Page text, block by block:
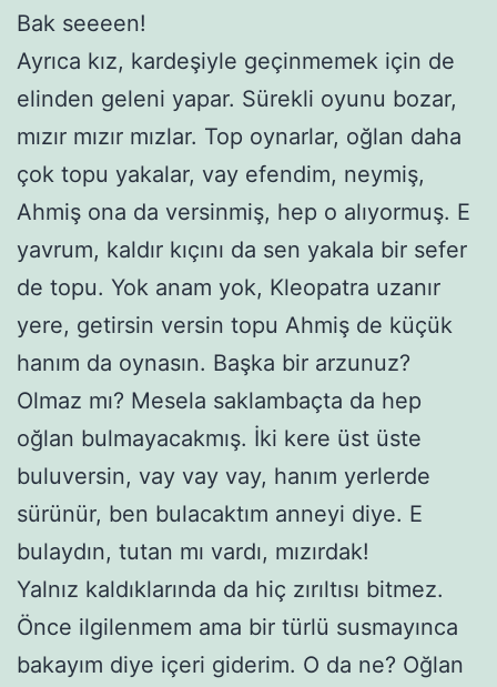
Bak seeeen!
Ayrıca kız, kardeşiyle geçinmemek için de
elinden geleni yapar. Sürekli oyunu bozar,
mızır mızır mızlar. Top oynarlar, oğlan daha
çok topu yakalar, vay efendim, neymiş,
Ahmiş ona da versinmiş, hep o alıyormuş. E
yavrum, kaldır kıçını da sen yakala bir sefer
de topu. Yok anam yok, Kleopatra uzanır
yere, getirsin versin topu Ahmiş de küçük
hanım da oynasın. Başka bir arzunuz?
Olmaz mı? Mesela saklambaçta da hep
oğlan bulmayacakmış. İki kere üst üste
buluversin, vay vay vay, hanım yerlerde
sürünür, ben bulacaktım anneyi diye. E
bulaydın, tutan mı vardı, mızırdak!
Yalnız kaldıklarında da hiç zırıltısı bitmez.
Önce ilgilenmem ama bir türlü susmayınca
bakayım diye içeri giderim. O da ne? Oğlan